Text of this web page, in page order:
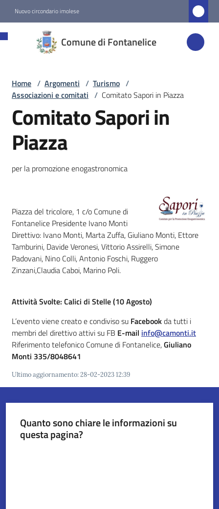
Nuovo circondario imolese
Comune di Fontanelice
Fontanelice
Amministrazione
Novità
Servizi
Vivere
Servizi
on-
line
gli
argomenti
Menu selezionato
Seguici
Home / Argomenti / Turismo /
Associazioni e comitati / Comitato Sapori in Piazza
Comitato Sapori in
Piazza
per la promozione enogastronomica
Piazza del tricolore, 1 c/o Comune di
Fontanelice Presidente Ivano Monti
Direttivo: Ivano Monti, Marta Zuffa, Giuliano Monti, Ettore
Tamburini, Davide Veronesi, Vittorio Assirelli, Simone
Padovani, Nino Colli, Antonio Foschi, Ruggero
Zinzani,Claudia Caboi, Marino Poli.
Attività Svolte: Calici di Stelle (10 Agosto)
L’evento viene creato e condiviso su Facebookda tutti i
membri del direttivo attivi su FB E-mail info@camonti.it
Riferimento telefonico Comune di Fontanelice,Giuliano
Monti 335/8048641
Ultimo aggiornamento:28-02-2023 12:39
Quanto sono chiare le informazioni su
questa pagina?